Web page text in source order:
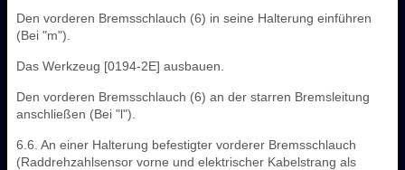
Den vorderen Bremsschlauch (6) in seine Halterung einführen
(Bei "m").
Das Werkzeug [0194-2E] ausbauen.
Den vorderen Bremsschlauch (6) an der starren Bremsleitung
anschließen (Bei "l").
6.6. An einer Halterung befestigter vorderer Bremsschlauch
(Raddrehzahlsensor vorne und elektrischer Kabelstrang als